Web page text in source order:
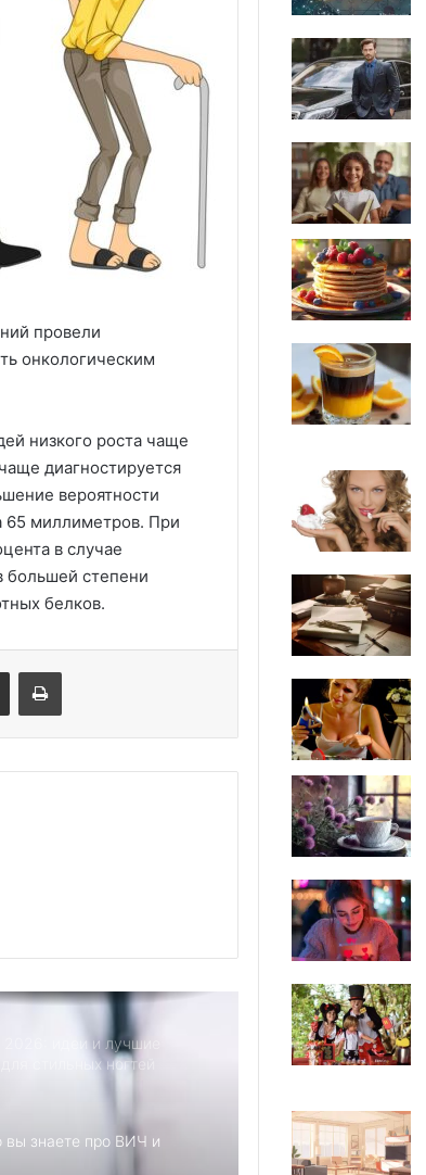
провели
онкологическим
низкого роста чаще
диагностируется
вероятности
65 миллиметров. При
в случае
большей степени
белков.
лекарство против
показывает,
счастливые пары делают
после занятий йогой
идеи и лучшие
стильных ногтей
вы знаете про ВИЧ и